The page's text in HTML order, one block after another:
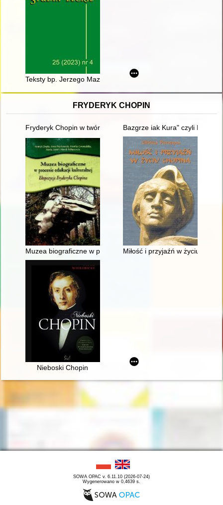
Teksty bp. Jerzego Mazura opublikowane w "Martyrii" w
FRYDERYK CHOPIN
Fryderyk Chopin w twórczości Jarosława Iwaszkiewicza (w
Bazgrze iak Kura" czyli
Muzea biograficzne w procesie edukacji kulturalnej.
Miłość i przyjaźń w życiu
Nieboski Chopin
SOWA OPAC v. 6.11.10 (2026-07-24)
Wygenerowano w 0,4639 s.